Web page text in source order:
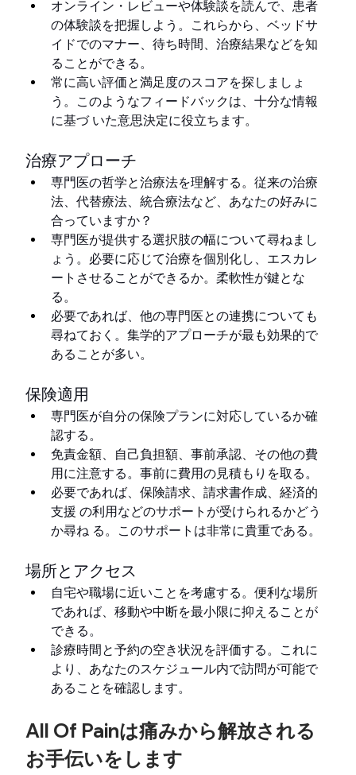
オンライン・レビューや体験談を読んで、患者
の体験談を把握しよう。これらから、ベッドサ
イドでのマナー、待ち時間、治療結果などを知
ることができる。
常に高い評価と満足度のスコアを探しましょ
う。このようなフィードバックは、十分な情報
に基づ いた意思決定に役立ちます。
治療アプローチ
専門医の哲学と治療法を理解する。従来の治療
法、代替療法、統合療法など、あなたの好みに
合っていますか？
専門医が提供する選択肢の幅について尋ねまし
ょう。必要に応じて治療を個別化し、エスカレ
ートさせることができるか。柔軟性が鍵とな
る。
必要であれば、他の専門医との連携についても
尋ねておく。集学的アプローチが最も効果的で
あることが多い。
保険適用
専門医が自分の保険プランに対応しているか確
認する。
免責金額、自己負担額、事前承認、その他の費
用に注意する。事前に費用の見積もりを取る。
必要であれば、保険請求、請求書作成、経済的
支援 の利用などのサポートが受けられるかどう
か尋ね る。このサポートは非常に貴重である。
場所とアクセス
自宅や職場に近いことを考慮する。便利な場所
であれば、移動や中断を最小限に抑えることが
できる。
診療時間と予約の空き状況を評価する。これに
より、あなたのスケジュール内で訪問が可能で
あることを確認します。
All Of Painは痛みから解放される
お手伝いをします